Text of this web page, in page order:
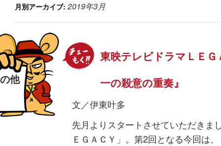
月別アーカイブ: 2019年3月
他
東映テレビドラマＬＥＧ
一の殺意の重奏』
文／伊東叶多
先月よりスタートさせていただきま
ＥＧＡＣＹ」。第2回となる今回は